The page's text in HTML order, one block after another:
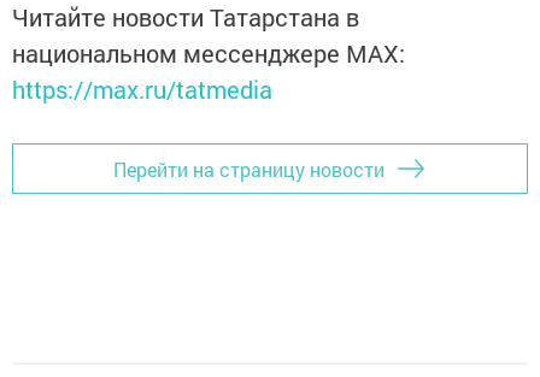
Читайте новости Татарстана в
национальном мессенджере MАХ:
https://max.ru/tatmedia
Перейти на страницу новости